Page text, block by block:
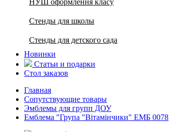
НУШ оформлення класу
Стенды для школы
Стенды для детского сада
Новинки
Статьи и подарки
Стол заказов
Главная
Сопутствующие товары
Эмблемы для групп ДОУ
Емблема "Група "Вітамінчики" ЕМБ 0078